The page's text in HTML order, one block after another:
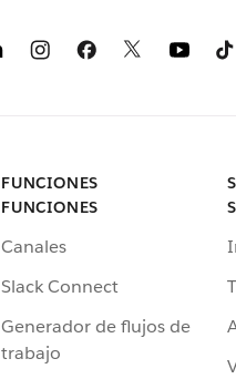
FUNCIONES
FUNCIONES
Canales
Slack Connect
Generador de flujos de
trabajo